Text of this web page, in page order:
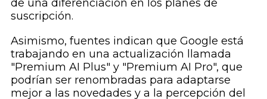
de una diferenciación en los planes de
suscripción.
Asimismo, fuentes indican que Google está
trabajando en una actualización llamada
"Premium AI Plus" y "Premium AI Pro", que
podrían ser renombradas para adaptarse
mejor a las novedades y a la percepción del